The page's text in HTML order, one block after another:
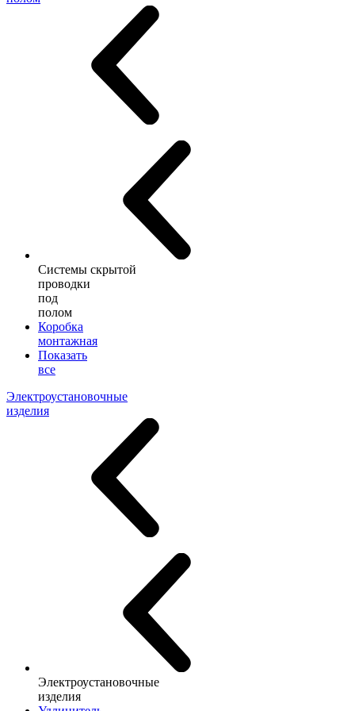
Системы скрытой
проводки
под
полом
Коробка
монтажная
Показать
все
Электроустановочные
изделия
Электроустановочные
изделия